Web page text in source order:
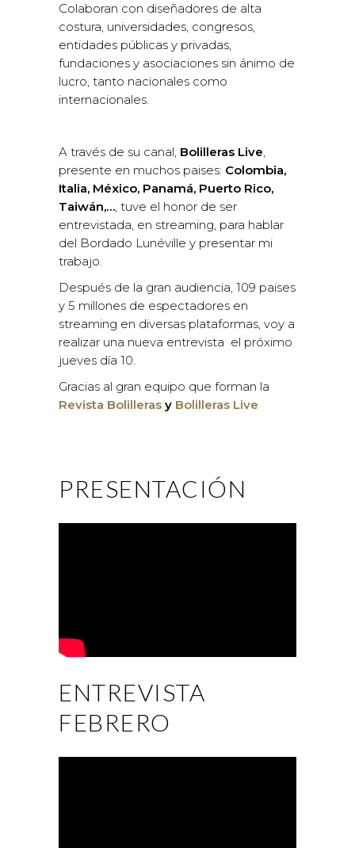
Colaboran con diseñadores de alta
costura, universidades, congresos,
entidades públicas y privadas,
fundaciones y asociaciones sin ánimo de
lucro, tanto nacionales como
internacionales.
A través de su canal, Bolilleras Live,
presente en muchos paises: Colombia,
Italia, México, Panamá, Puerto Rico,
Taiwán,…, tuve el honor de ser
entrevistada, en streaming, para hablar
del Bordado Lunéville y presentar mi
trabajo.
Después de la gran audiencia, 109 paises
y 5 millones de espectadores en
streaming en diversas plataformas, voy a
realizar una nueva entrevista el próximo
jueves día 10.
Gracias al gran equipo que forman la
Revista Bolilleras y Bolilleras Live
PRESENTACIÓN
ENTREVISTA
FEBRERO